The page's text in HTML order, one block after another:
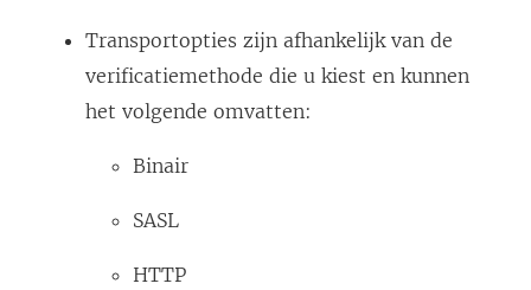
Transportopties zijn afhankelijk van de
verificatiemethode die u kiest en kunnen
het volgende omvatten:
Binair
SASL
HTTP